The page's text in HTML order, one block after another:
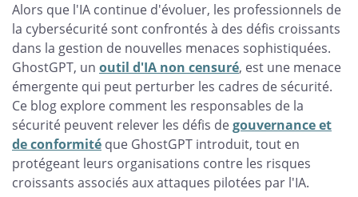
Alors que l'IA continue d'évoluer, les professionnels de
la cybersécurité sont confrontés à des défis croissants
dans la gestion de nouvelles menaces sophistiquées.
GhostGPT, un outil d'IA non censuré, est une menace
émergente qui peut perturber les cadres de sécurité.
Ce blog explore comment les responsables de la
sécurité peuvent relever les défis degouvernance et
de conformité que GhostGPT introduit, tout en
protégeant leurs organisations contre les risques
croissants associés aux attaques pilotées par l'IA.